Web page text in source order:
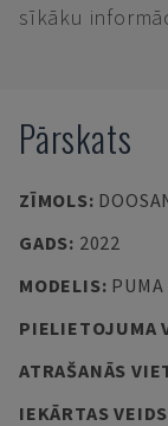
sīkāku
Pārskats
ZĪMOLS:
GADS: 2022
MODELIS:
PIELIETOJUMA
ATRAŠANĀS
IEKĀRTAS VEIDS